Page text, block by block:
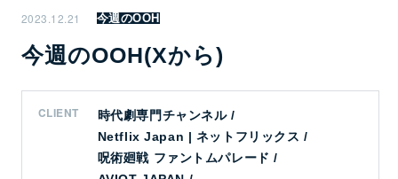
2023.12.21 今週のOOH
今週のOOH(Xから)
CLIENT
時代劇専門チャンネル /
Netflix Japan | ネットフリックス /
呪術廻戦 ファントムパレード /